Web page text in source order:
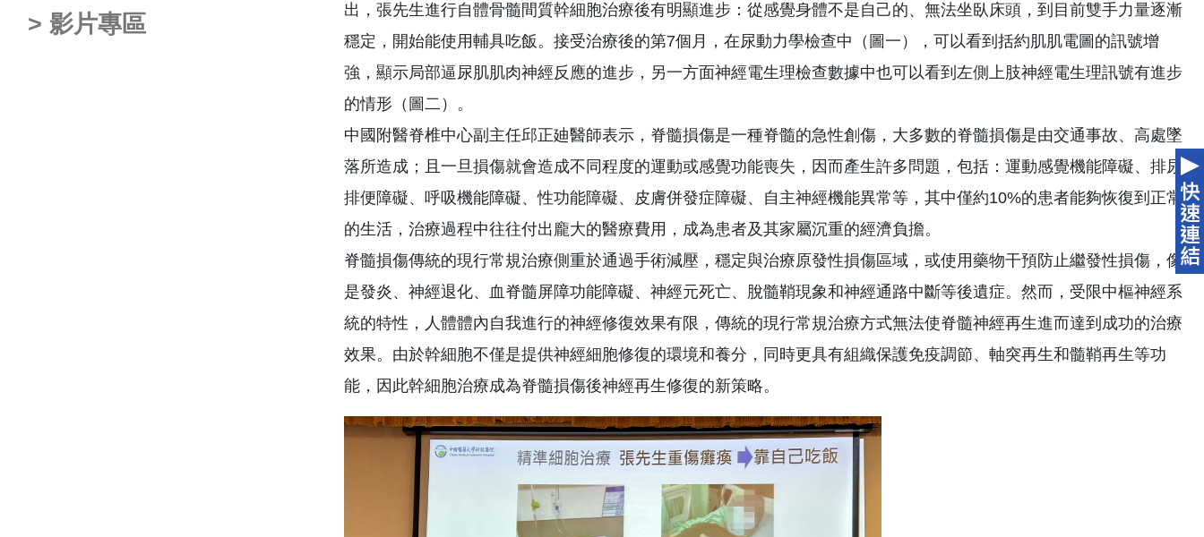
> 影片專區
出，張先生進行自體骨髓間質幹細胞治療後有明顯進步：從感覺身體不是自己的、無法坐臥床頭，到目前雙手力量逐漸
穩定，開始能使用輔具吃飯。接受治療後的第7個月，在尿動力學檢查中（圖一），可以看到括約肌肌電圖的訊號增
強，顯示局部逼尿肌肌肉神經反應的進步，另一方面神經電生理檢查數據中也可以看到左側上肢神經電生理訊號有進步
的情形（圖二）。
中國附醫脊椎中心副主任邱正廸醫師表示，脊髓損傷是一種脊髓的急性創傷，大多數的脊髓損傷是由交通事故、高處墜
落所造成；且一旦損傷就會造成不同程度的運動或感覺功能喪失，因而產生許多問題，包括：運動感覺機能障礙、排尿
排便障礙、呼吸機能障礙、性功能障礙、皮膚併發症障礙、自主神經機能異常等，其中僅約10%的患者能夠恢復到正常
的生活，治療過程中往往付出龐大的醫療費用，成為患者及其家屬沉重的經濟負擔。
脊髓損傷傳統的現行常規治療側重於通過手術減壓，穩定與治療原發性損傷區域，或使用藥物干預防止繼發性損傷，像
是發炎、神經退化、血脊髓屏障功能障礙、神經元死亡、脫髓鞘現象和神經通路中斷等後遺症。然而，受限中樞神經系
統的特性，人體體內自我進行的神經修復效果有限，傳統的現行常規治療方式無法使脊髓神經再生進而達到成功的治療
效果。由於幹細胞不僅是提供神經細胞修復的環境和養分，同時更具有組織保護免疫調節、軸突再生和髓鞘再生等功
能，因此幹細胞治療成為脊髓損傷後神經再生修復的新策略。